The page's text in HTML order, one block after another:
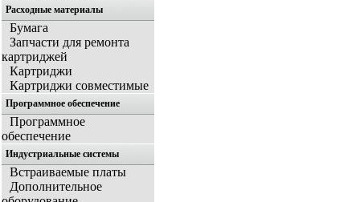
Расходные материалы
Бумага
Запчасти для ремонта
картриджей
Картриджи
Картриджи совместимые
Программное обеспечение
Программное
обеспечение
Индустриальные системы
Встраиваемые платы
Дополнительное